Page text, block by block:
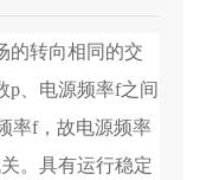
转向相同的交
p、电源频率f之间
率f，故电源频率
。具有运行稳定